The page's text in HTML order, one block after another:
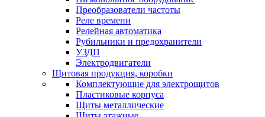
Преобразователи частоты
Реле времени
Релейная автоматика
Рубильники и предохранители
УЗДП
Электродвигатели
Щитовая продукция, коробки
Комплектующие для электрощитов
Пластиковые корпуса
Щиты металлические